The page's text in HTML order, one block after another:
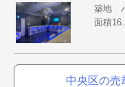
築地
面積
中央区の売